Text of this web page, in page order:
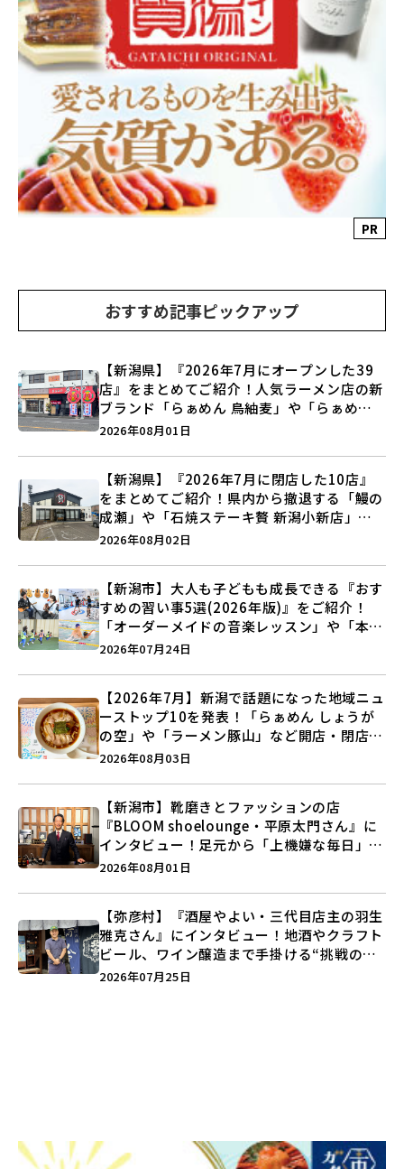
PR
おすすめ記事ピックアップ
【新潟県】『2026年7月にオープンした39
店』をまとめてご紹介！人気ラーメン店の新
ブランド「らぁめん 鳥紬麦」や「らぁめん
しょうがの空」など盛りだくさん♪
2026年08月01日
【新潟県】『2026年7月に閉店した10店』
をまとめてご紹介！県内から撤退する「鰻の
成瀬」や「石焼ステーキ贅 新潟小新店」が
営業に幕…。
2026年08月02日
【新潟市】大人も子どもも成長できる『おす
すめの習い事5選(2026年版)』をご紹介！
「オーダーメイドの音楽レッスン」や「本格
キックボクシング」で新しい自分を見つけよ
2026年07月24日
【2026年7月】新潟で話題になった地域ニュ
ーストップ10を発表！「らぁめん しょうが
の空」や「ラーメン豚山」など開店・閉店の
注目記事をランキングでご紹介♪
2026年08月03日
【新潟市】靴磨きとファッションの店
『BLOOM shoelounge・平原太門さん』に
インタビュー！足元から「上機嫌な毎日」を
つくる装いの提案とは？
2026年08月01日
【弥彦村】『酒屋やよい・三代目店主の羽生
雅克さん』にインタビュー！地酒やクラフト
ビール、ワイン醸造まで手掛ける“挑戦の歴
史”に迫る♪
2026年07月25日